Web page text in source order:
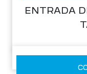
ENTRADA